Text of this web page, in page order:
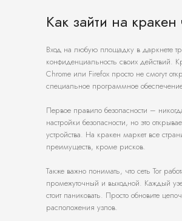
Как зайти на
Вход на любую площадку в даркнете
конфиденциальность своих действий.
Chrome или Firefox просто не смогут
специальное программное
Первое правило безопасности –
настройки безопасности, но это
устройства. На кракен маркет все
преимуществ, кроме рисков.
Также важно понимать, что сеть Tor
промежуточный и выходной. Каждый
стоит паниковать. Просто обновите
расположения узлов.